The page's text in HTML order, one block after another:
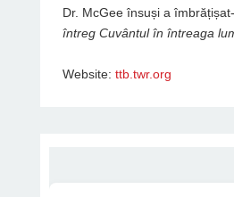
Dr. McGee însuși a îmbrățișat-
întreg Cuvântul în întreaga
Website: ttb.twr.org